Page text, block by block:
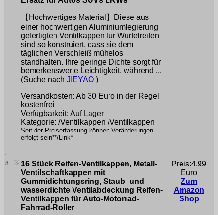
【Hochwertiges Material】Diese aus
einer hochwertigen Aluminiumlegierung
gefertigten Ventilkappen für Würfelreifen
sind so konstruiert, dass sie dem
täglichen Verschleiß mühelos
standhalten. Ihre geringe Dichte sorgt für
bemerkenswerte Leichtigkeit, während ...
(Suche nach JIEYAO )
Versandkosten: Ab 30 Euro in der Regel
kostenfrei
Verfügbarkeit: Auf Lager
Kategorie: /Ventilkappen /Ventilkappen
Seit der Preiserfassung können Veränderungen
erfolgt sein**/Link*
8
16 Stück Reifen-Ventilkappen, Metall-
Ventilschaftkappen mit
Gummidichtungsring, Staub- und
wasserdichte Ventilabdeckung Reifen-
Ventilkappen für Auto-Motorrad-
Fahrrad-Roller
Preis:4,99
Euro
Zum
Amazon
Shop